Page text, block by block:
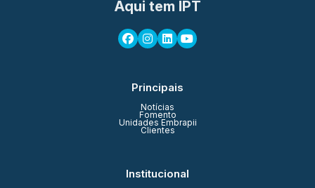
Aqui tem IPT
Principais
Notícias
Fomento
Unidades Embrapii
Clientes
Institucional